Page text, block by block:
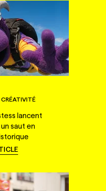
lancent
saut en